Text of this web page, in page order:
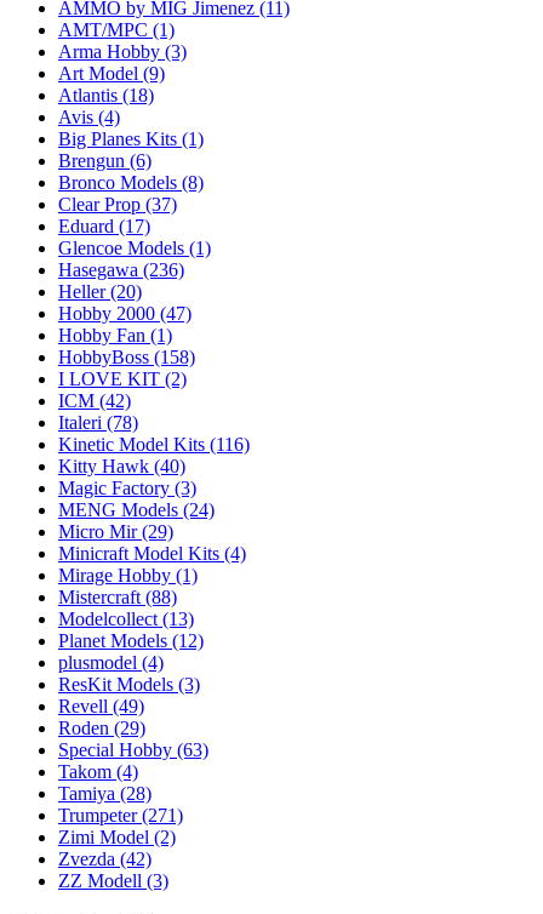
AMMO by MIG Jimenez (11)
AMT/MPC (1)
Arma Hobby (3)
Art Model (9)
Atlantis (18)
Avis (4)
Big Planes Kits (1)
Brengun (6)
Bronco Models (8)
Clear Prop (37)
Eduard (17)
Glencoe Models (1)
Hasegawa (236)
Heller(20)
Hobby 2000 (47)
Hobby Fan (1)
HobbyBoss (158)
I LOVE KIT (2)
ICM (42)
Italeri (78)
Kinetic Model Kits (116)
Kitty Hawk (40)
Magic Factory (3)
MENG Models (24)
Micro Mir(29)
Minicraft Model Kits (4)
Mirage Hobby (1)
Mistercraft (88)
Modelcollect (13)
Planet Models (12)
plusmodel (4)
ResKit Models (3)
Revell (49)
Roden (29)
Special Hobby (63)
Takom (4)
Tamiya (28)
Trumpeter(271)
Zimi Model (2)
Zvezda (42)
ZZ Modell (3)